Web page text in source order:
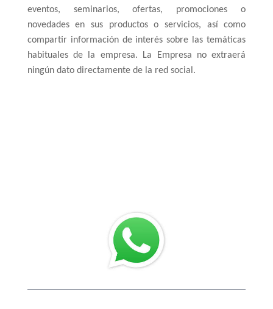
eventos, seminarios, ofertas, promociones o
novedades en sus productos o servicios, así como
compartir información de interés sobre las temáticas
habituales de la empresa. La Empresa no extraerá
ningún dato directamente de la red social.